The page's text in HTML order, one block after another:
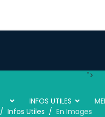
INFOS UTILES
">
Infos Utiles En Images